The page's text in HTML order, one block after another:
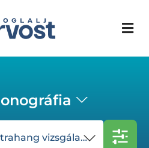
Hasi erek Doppler ultrahang vizsgálata